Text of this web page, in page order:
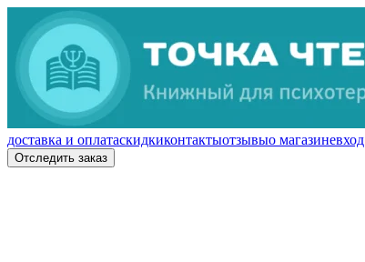
доставка и оплатаскидкиконтактыотзывыо магазиневход
Отследить заказ